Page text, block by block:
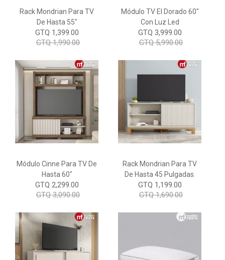
Rack Mondrian Para TV
De Hasta 55"
GTQ 1,399.00
GTQ 1,990.00
Módulo TV El Dorado 60"
Con Luz Led
GTQ 3,999.00
GTQ 5,990.00
Módulo Cinne Para TV De
Hasta 60"
GTQ 2,299.00
GTQ 3,090.00
Rack Mondrian Para TV
De Hasta 45 Pulgadas.
GTQ 1,199.00
GTQ 1,690.00